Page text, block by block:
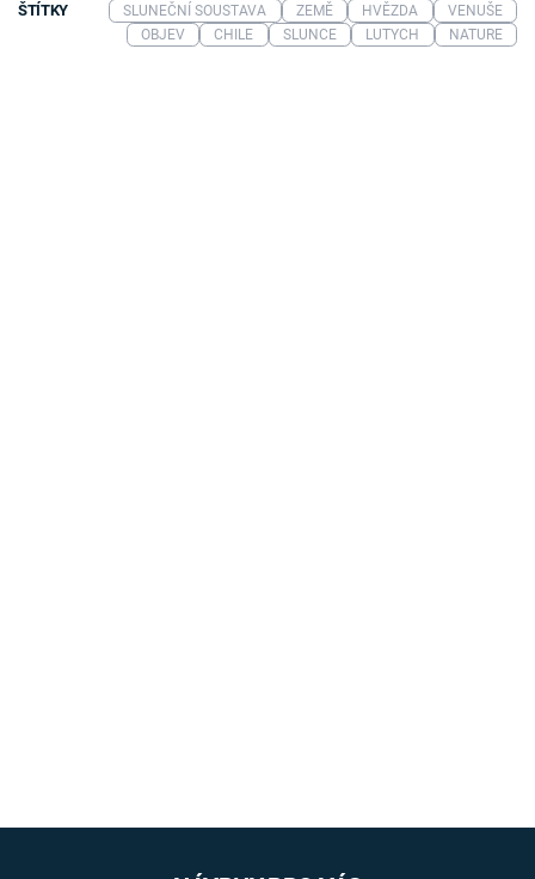
ŠTÍTKY SLUNEČNÍ SOUSTAVA ZEMĚ HVĚZDA
VENUŠE
OBJEV
CHILE SLUNCE LUTYCH NATURE